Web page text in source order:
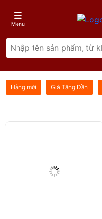
Menu
Hàng mới Giá Tăng Dần